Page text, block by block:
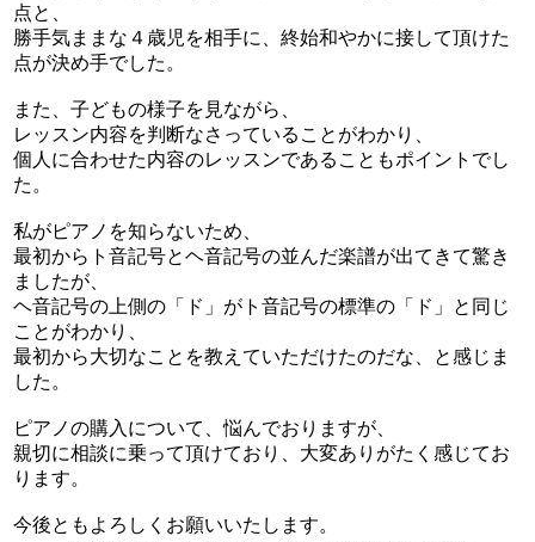
点と、
勝手気ままな４歳児を相手に、終始和やかに接して頂けた
点が決め手でした。
また、子どもの様子を見ながら、
レッスン内容を判断なさっていることがわかり、
個人に合わせた内容のレッスンであることもポイントでし
た。
私がピアノを知らないため、
最初からト音記号とヘ音記号の並んだ楽譜が出てきて驚き
ましたが、
ヘ音記号の上側の「ド」がト音記号の標準の「ド」と同じ
ことがわかり、
最初から大切なことを教えていただけたのだな、と感じま
した。
ピアノの購入について、悩んでおりますが、
親切に相談に乗って頂けており、大変ありがたく感じてお
ります。
今後ともよろしくお願いいたします。